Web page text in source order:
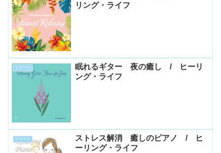
リング・ライフ
リリース
眠れるギター 夜の癒し / ヒーリ
ング・ライフ
リリース
ストレス解消 癒しのピアノ / ヒ
ーリング・ライフ